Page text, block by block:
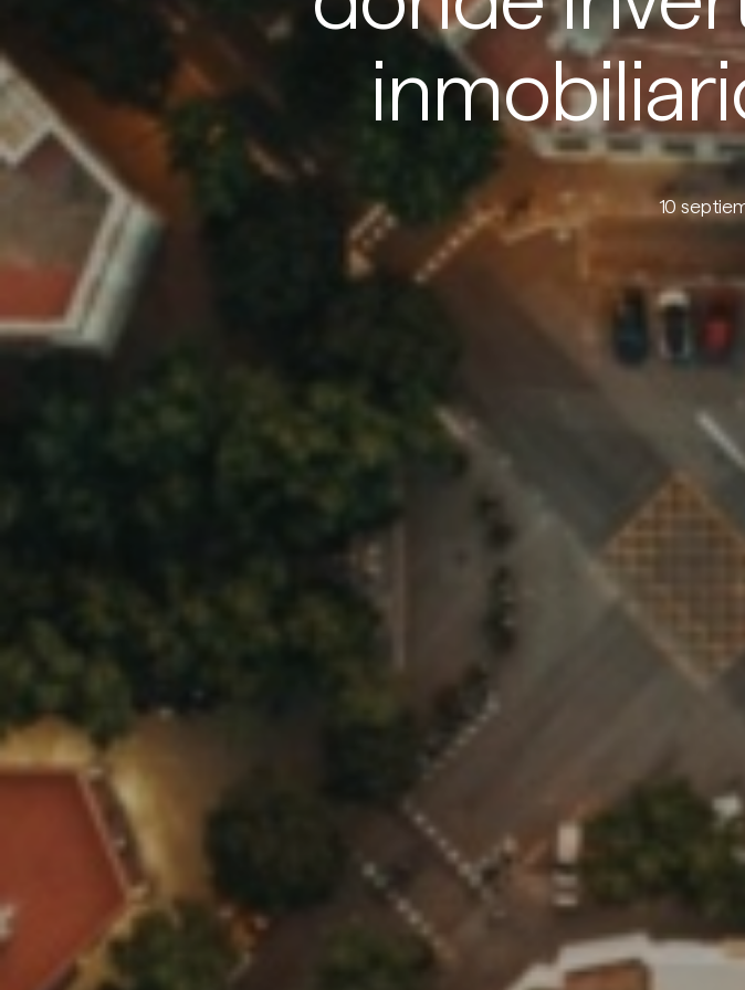
Inversión inmobiliaria en Valencia ⁣⁣
Inversión inmobiliaria en Sevilla ⁣⁣
Inversión inmobiliaria en Málaga ⁣⁣
10